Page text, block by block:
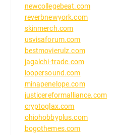
newcollegebeat.com
reverbnewyork.com
skinmerch.com
usvisaforum.com
bestmovierulz.com
jagalchi-trade.com
loopersound.com
minapenelope.com
justicereformalliance.com
cryptoglax.com
ohiohobbyplus.com
bogothemes.com